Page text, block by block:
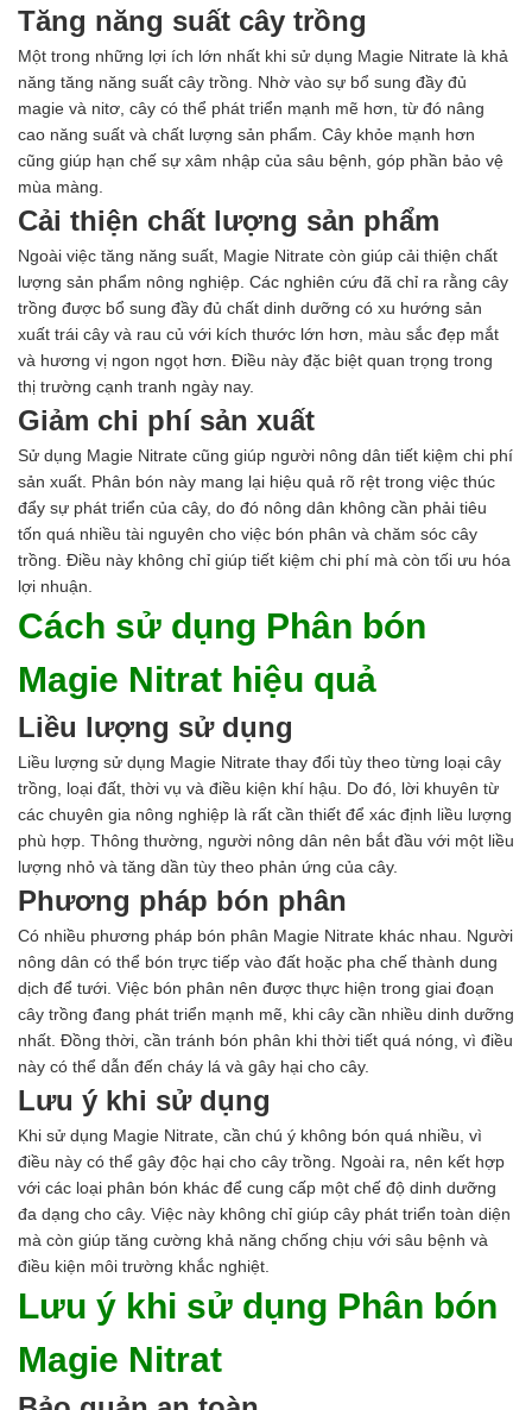
Tăng năng suất cây trồng
Một trong những lợi ích lớn nhất khi sử dụng Magie Nitrate là khả
năng tăng năng suất cây trồng. Nhờ vào sự bổ sung đầy đủ
magie và nitơ, cây có thể phát triển mạnh mẽ hơn, từ đó nâng
cao năng suất và chất lượng sản phẩm. Cây khỏe mạnh hơn
cũng giúp hạn chế sự xâm nhập của sâu bệnh, góp phần bảo vệ
mùa màng.
Cải thiện chất lượng sản phẩm
Ngoài việc tăng năng suất, Magie Nitrate còn giúp cải thiện chất
lượng sản phẩm nông nghiệp. Các nghiên cứu đã chỉ ra rằng cây
trồng được bổ sung đầy đủ chất dinh dưỡng có xu hướng sản
xuất trái cây và rau củ với kích thước lớn hơn, màu sắc đẹp mắt
và hương vị ngon ngọt hơn. Điều này đặc biệt quan trọng trong
thị trường cạnh tranh ngày nay.
Giảm chi phí sản xuất
Sử dụng Magie Nitrate cũng giúp người nông dân tiết kiệm chi phí
sản xuất. Phân bón này mang lại hiệu quả rõ rệt trong việc thúc
đẩy sự phát triển của cây, do đó nông dân không cần phải tiêu
tốn quá nhiều tài nguyên cho việc bón phân và chăm sóc cây
trồng. Điều này không chỉ giúp tiết kiệm chi phí mà còn tối ưu hóa
lợi nhuận.
Cách sử dụng Phân bón
Magie Nitrat hiệu quả
Liều lượng sử dụng
Liều lượng sử dụng Magie Nitrate thay đổi tùy theo từng loại cây
trồng, loại đất, thời vụ và điều kiện khí hậu. Do đó, lời khuyên từ
các chuyên gia nông nghiệp là rất cần thiết để xác định liều lượng
phù hợp. Thông thường, người nông dân nên bắt đầu với một liều
lượng nhỏ và tăng dần tùy theo phản ứng của cây.
Phương pháp bón phân
Có nhiều phương pháp bón phân Magie Nitrate khác nhau. Người
nông dân có thể bón trực tiếp vào đất hoặc pha chế thành dung
dịch để tưới. Việc bón phân nên được thực hiện trong giai đoạn
cây trồng đang phát triển mạnh mẽ, khi cây cần nhiều dinh dưỡng
nhất. Đồng thời, cần tránh bón phân khi thời tiết quá nóng, vì điều
này có thể dẫn đến cháy lá và gây hại cho cây.
Lưu ý khi sử dụng
Khi sử dụng Magie Nitrate, cần chú ý không bón quá nhiều, vì
điều này có thể gây độc hại cho cây trồng. Ngoài ra, nên kết hợp
với các loại phân bón khác để cung cấp một chế độ dinh dưỡng
đa dạng cho cây. Việc này không chỉ giúp cây phát triển toàn diện
mà còn giúp tăng cường khả năng chống chịu với sâu bệnh và
điều kiện môi trường khắc nghiệt.
Lưu ý khi sử dụng Phân bón
Magie Nitrat